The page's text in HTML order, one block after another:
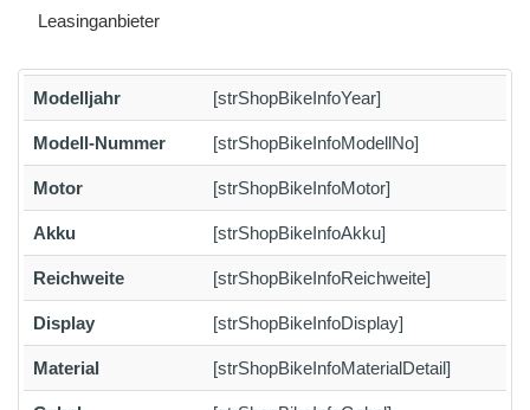
Leasinganbieter
Modelljahr [strShopBikeInfoYear]
Modell-Nummer [strShopBikeInfoModellNo]
Motor [strShopBikeInfoMotor]
Akku [strShopBikeInfoAkku]
Reichweite [strShopBikeInfoReichweite]
Display [strShopBikeInfoDisplay]
Material [strShopBikeInfoMaterialDetail]